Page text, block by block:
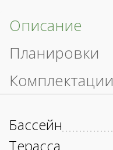
Описание
Планировки
Комплектации
Бассейн
Терасса